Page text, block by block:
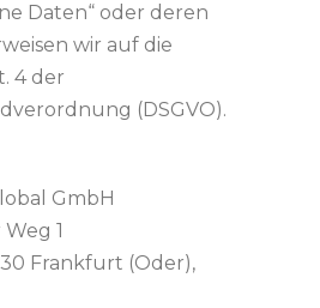
Daten“ oder deren
wir auf die
4 der
(DSGVO).
GmbH
1
Frankfurt (Oder),